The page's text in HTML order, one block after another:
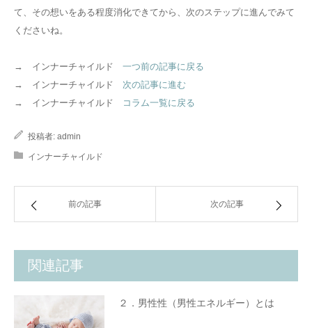
て、その想いをある程度消化できてから、次のステップに進んでみて
くださいね。
→ インナーチャイルド 一つ前の記事に戻る
→ インナーチャイルド 次の記事に進む
→ インナーチャイルド
コラム一覧に戻る
投稿者: admin
インナーチャイルド
前の記事 次の記事
関連記事
２．男性性（男性エネルギー）とは